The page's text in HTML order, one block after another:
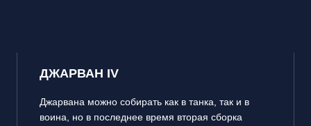
ДЖАРВАН IV
Джарвана можно собирать как в танка, так и в
воина, но в последнее время вторая сборка